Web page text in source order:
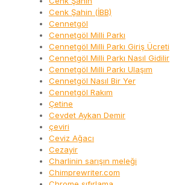
Cenk Şahin (İBB)
Cennetgöl
Cennetgöl Milli Parkı
Cennetgöl Milli Parkı Giriş Ücreti
Cennetgöl Milli Parkı Nasıl Gidilir
Cennetgöl Milli Parkı Ulaşım
Cennetgöl Nasıl Bir Yer
Cennetgöl Rakım
Çetine
Cevdet Aykan Demir
çeviri
Ceviz Ağacı
Cezayir
Charlinin sarışın meleği
Chimprewriter.com